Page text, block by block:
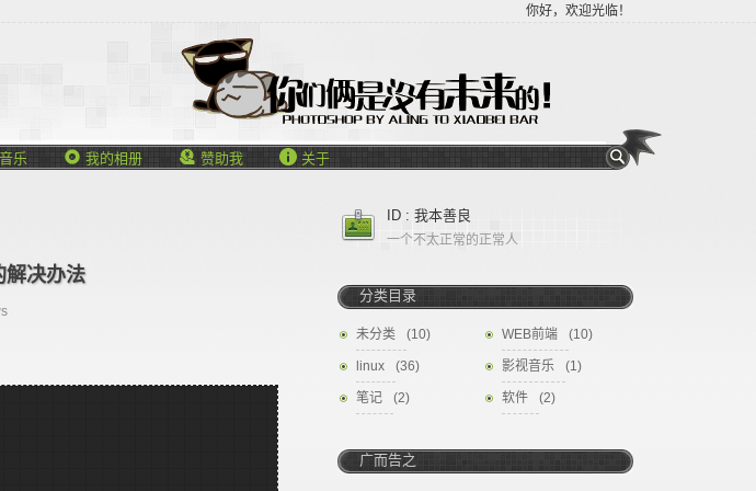
你好，欢迎光临！
音乐  我的相册  赞助我  关于
决办法
ID : 我本善良
一个不太正常的正常人
分类目录
未分类 (10) WEB前端 (10)
linux (36) 影视音乐 (1)
笔记 (2) 软件 (2)
广而告之